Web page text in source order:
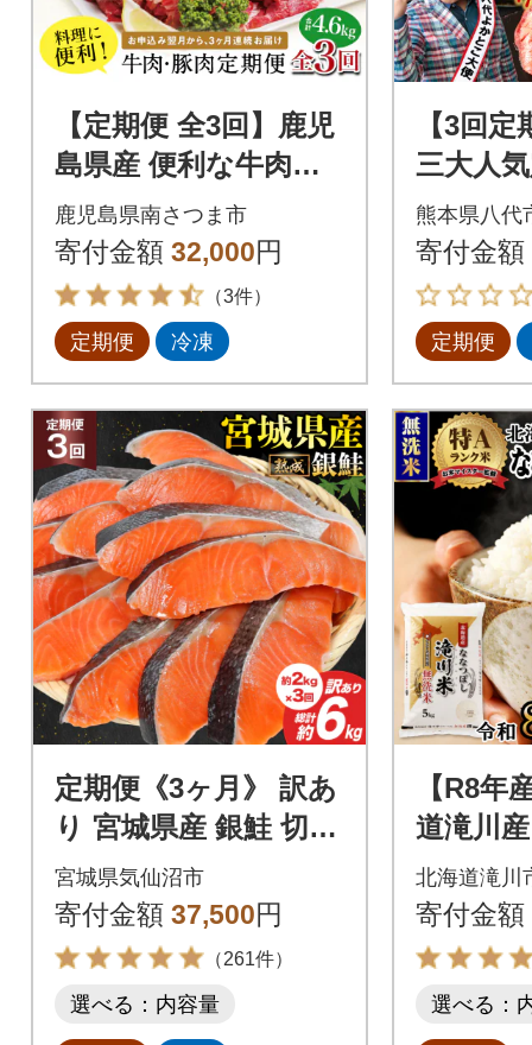
【定期便 全3回】鹿児
島県産 便利な牛肉・
豚肉 定期便 計4.6kg
鹿児島県南さつま市
寄付金額 32,000円
（3件）
定期便 冷凍
【3回
三大人
ン西京
黒毛和
183-
熊本県八代
寄付金額
定期便
定期便《3ヶ月》 訳あ
り 宮城県産 銀鮭 切身
約2kg×3回 計6kg [205
64500]
宮城県気仙沼市
寄付金額 37,500円
（261件）
選べる：内容量
【R8年
道滝川
無洗米
便 お米
一米 新
北海道滝川
寄付金額
選べる：